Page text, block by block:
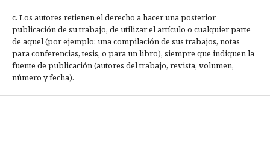
c. Los autores retienen el derecho a hacer una posterior
publicación de su trabajo, de utilizar el artículo o cualquier parte
de aquel (por ejemplo: una compilación de sus trabajos, notas
para conferencias, tesis, o para un libro), siempre que indiquen la
fuente de publicación (autores del trabajo, revista, volumen,
número y fecha).